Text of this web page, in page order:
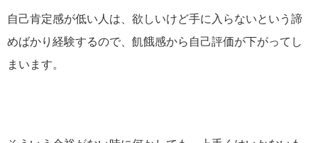
自己肯定感が低い人は、欲しいけど手に入らないという諦
めばかり経験するので、飢餓感から自己評価が下がってし
まいます。